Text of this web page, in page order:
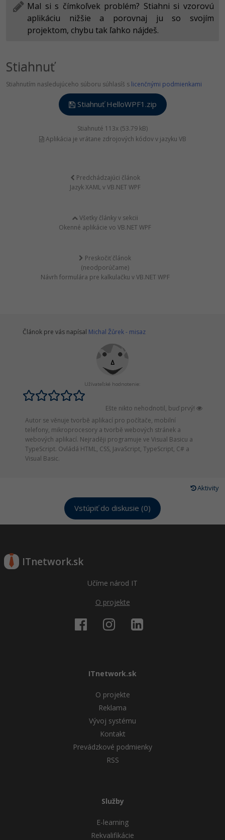
Mal si s čímkoľvek problém? Stiahni si vzorovú
aplikáciu nižšie a porovnaj ju so svojím
projektom, chybu tak ľahko nájdeš.
Stiahnuť
Stiahnutím nasledujúceho súboru súhlasíš s licenčnými podmienkami
Stiahnuť HelloWPF1.zip
Stiahnuté 113x (53.79 kB)
Aplikácia je vrátane zdrojových kódov v jazyku VB
Predchádzajúci článok
Jazyk XAML v VB.NET WPF
Všetky články v sekcii
Okenné aplikácie vo VB.NET WPF
Preskočiť článok
(neodporúčame)
Návrh formulára pre kalkulačku v VB.NET WPF
Článok pre vás napísal Michal Žůrek - misaz
Užívateľské hodnotenie:
Ešte nikto nehodnotil, buď prvý!
Autor se věnuje tvorbě aplikací pro počítače, mobilní
telefony, mikroprocesory a tvorbě webových stránek a
webových aplikací. Nejraději programuje ve Visual Basicu a
TypeScript. Ovládá HTML, CSS, JavaScript, TypeScript, C# a
Visual Basic.
Aktivity
Vstúpiť do diskusie (0)
ITnetwork.sk
Učíme národ IT
O projekte
ITnetwork.sk
O projekte
Reklama
Vývoj systému
Kontakt
Prevádzkové podmienky
RSS
Služby
E-learning
Rekvalifikácie